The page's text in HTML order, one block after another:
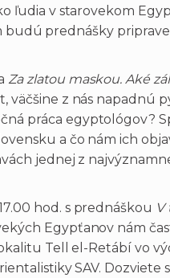
ľudia v starovekom
budú prednášky
Za zlatou maskou. Aké
väčšine z nás napadnú
práca egyptológov?
a čo nám ich
jednej z
hod. s prednáškou V
Egypťanov nám
Tell el-Retábí vo
SAV. Dozviete